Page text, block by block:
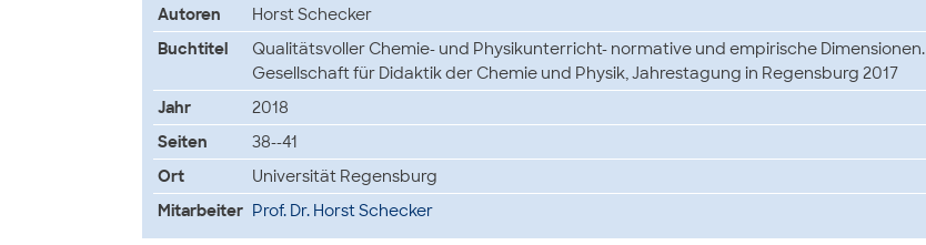
Autoren
Horst Schecker
Buchtitel
Qualitätsvoller Chemie- und Physikunterricht- normative und empirische Dimensionen.
Gesellschaft für Didaktik der Chemie und Physik, Jahrestagung in Regensburg 2017
Jahr
2018
Seiten
38--41
Ort
Universität Regensburg
Mitarbeiter Prof. Dr. Horst Schecker